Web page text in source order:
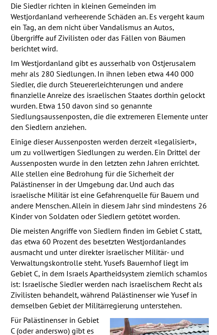
Die Siedler richten in kleinen Gemeinden im
Westjordanland verheerende Schäden an. Es vergeht kaum
ein Tag, an dem nicht über Vandalismus an Autos,
Übergriffe auf Zivilisten oder das Fällen von Bäumen
berichtet wird.
Im Westjordanland gibt es ausserhalb von Ostjerusalem
mehr als 280 Siedlungen. In ihnen leben etwa 440 000
Siedler, die durch Steuererleichterungen und andere
finanzielle Anreize des israelischen Staates dorthin gelockt
wurden. Etwa 150 davon sind so genannte
Siedlungsaussenposten, die die extremeren Elemente unter
den Siedlern anziehen.
Einige dieser Aussenposten werden derzeit «legalisiert»,
um zu vollwertigen Siedlungen zu werden. Ein Drittel der
Aussenposten wurde in den letzten zehn Jahren errichtet.
Alle stellen eine Bedrohung für die Sicherheit der
Palästinenser in der Umgebung dar. Und auch das
israelische Militär ist eine Gefahrenquelle für Bauern und
andere Menschen. Allein in diesem Jahr sind mindestens 26
Kinder von Soldaten oder Siedlern getötet worden.
Die meisten Angriffe von Siedlern finden im Gebiet C statt,
das etwa 60 Prozent des besetzten Westjordanlandes
ausmacht und unter direkter israelischer Militär- und
Verwaltungskontrolle steht. Yusefs Bauernhof liegt im
Gebiet C, in dem Israels Apartheidsystem ziemlich schamlos
ist: Israelische Siedler werden nach israelischem Recht als
Zivilisten behandelt, während Palästinenser wie Yusef in
demselben Gebiet der Militärregierung unterstehen.
Für Palästinenser in Gebiet
C (oder anderswo) gibt es